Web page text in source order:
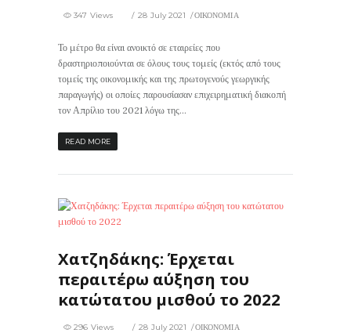
28 July 2021 ΟΙΚΟΝΟΜΙΑ
347 Views
Το μέτρο θα είναι ανοικτό σε εταιρείες που
δραστηριοποιούνται σε όλους τους τομείς (εκτός από τους
τομείς της οικονομικής και της πρωτογενούς γεωργικής
παραγωγής) οι οποίες παρουσίασαν επιχειρηματική διακοπή
τον Απρίλιο του 2021 λόγω της...
READ MORE
Χατζηδάκης: Έρχεται
περαιτέρω αύξηση του
κατώτατου μισθού το 2022
28 July 2021 ΟΙΚΟΝΟΜΙΑ
296 Views